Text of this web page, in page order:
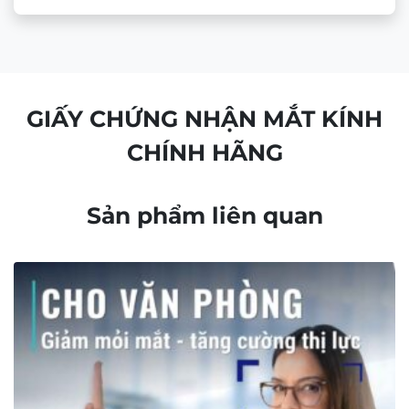
Tròng kính còn được kết hợp linh
hoạt với các công nghệ và tính
Tròng kính đa tròng chống ánh sáng xanh
năng lọc ánh sáng xanh thông minh bằng chất
liệu tròng: Cho tia sáng xanh ngọc có lợi đi qua
và ngăn tia sáng xanh tím có hại từ công nghệ
BlueUV Capture.Và sau khi kết hợp chúng ta
có tròng kính 3 tính năng trong 1
Xem thêm:
Ánh Sáng Xanh là gì? Tác hại của nó tới
GIẤY CHỨNG NHẬN MẮT KÍNH
CHÍNH HÃNG
Sản phẩm liên quan